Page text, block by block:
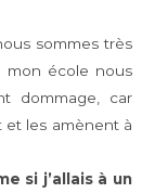
sommes très
mon école nous
dommage, car
et les amènent à
si j’allais à un